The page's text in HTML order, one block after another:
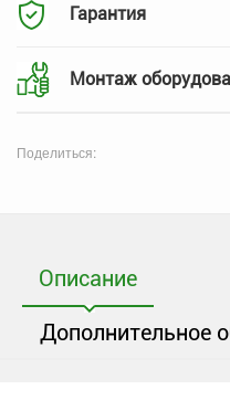
Гарантия
Монтаж
Поделиться:
Описание
Дополнительное